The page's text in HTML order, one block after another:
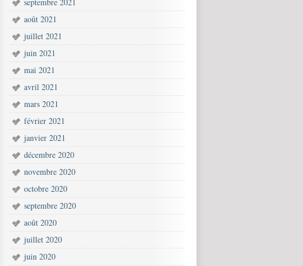
août 2021
juillet 2021
juin 2021
mai 2021
avril 2021
mars 2021
février 2021
janvier 2021
décembre 2020
novembre 2020
octobre 2020
septembre 2020
août 2020
juillet 2020
juin 2020